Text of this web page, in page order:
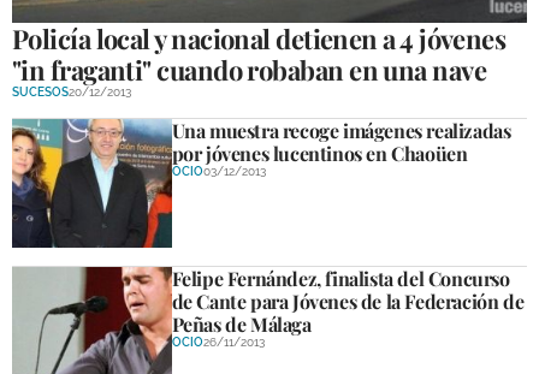
Policía local y nacional detienen a 4 jóvenes
"in fraganti" cuando robaban en una nave
SUCESOS20/12/2013
Una muestra recoge imágenes realizadas
por jóvenes lucentinos en Chaoüen
OCIO03/12/2013
Felipe Fernández, finalista del Concurso
de Cante para Jóvenes de la Federación de
Peñas de Málaga
OCIO26/11/2013